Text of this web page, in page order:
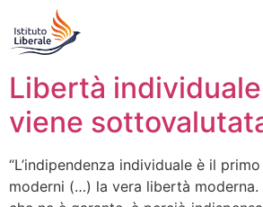
Libertà
viene
“L’indipendenza individuale è il
moderni (…) la vera libertà